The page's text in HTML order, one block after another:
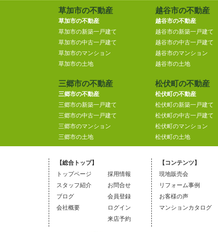
草加市の不動産
草加市の不動産
草加市の新築一戸建て
草加市の中古一戸建て
草加市のマンション
草加市の土地
越谷市の不動産
越谷市の不動産
越谷市の新築一戸建て
越谷市の中古一戸建て
越谷市のマンション
越谷市の土地
三郷市の不動産
三郷市の不動産
三郷市の新築一戸建て
三郷市の中古一戸建て
三郷市のマンション
三郷市の土地
松伏町の不動産
松伏町の不動産
松伏町の新築一戸建て
松伏町の中古一戸建て
松伏町のマンション
松伏町の土地
【総合トップ】
トップページ
スタッフ紹介
ブログ
会社概要
採用情報
お問合せ
会員登録
ログイン
来店予約
【コンテンツ】
現地販売会
リフォーム事例
お客様の声
マンションカタログ